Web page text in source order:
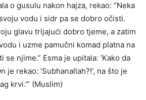
o gusulu nakon hajza, rekao: “Neka
vodu i sidr pa se dobro očisti.
glavu trljajući dobro tjeme, a zatim
i uzme pamučni komad platna na
njime.” Esma je upitala: ’Kako da
je rekao: ’Subhanallah?!’, na što je
krvi.’” (Muslim)